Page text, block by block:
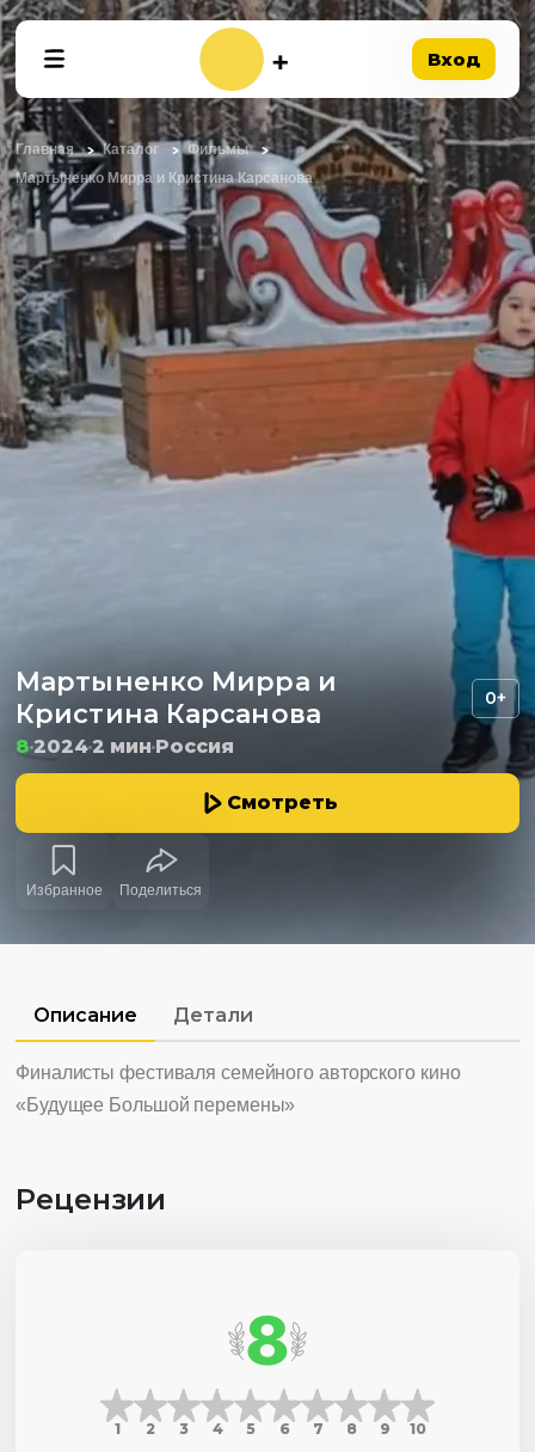
Вход
Главная Каталог
Фильмы
Мартыненко Мирра и Кристина Карсанова
Мартыненко Мирра и
Кристина Карсанова
0+
8 20242 мин Россия
Смотреть
Избранное Поделиться
Описание Детали
Финалисты фестиваля семейного авторского кино
«Будущее Большой перемены»
Рецензии
8
1 2 3 4 5 6 7 8 9 10